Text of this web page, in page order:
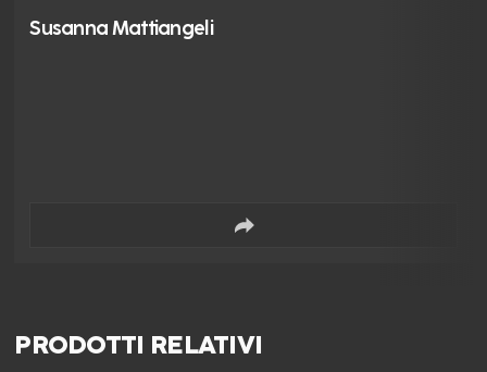
Susanna Mattiangeli
PRODOTTI RELATIVI